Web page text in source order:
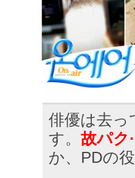
俳優は去っ
す。 故パク
か、PDの